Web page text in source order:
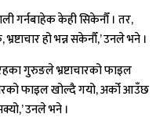
गर्नबाहेक केही सिकेनौँ । तर,
हो भन्न सकेनौँ,’ उनले भने ।
गुरुङले भ्रष्टाचारको फाइल
फाइल खोल्दै गयो, अर्को आउँछ
उनले भने ।